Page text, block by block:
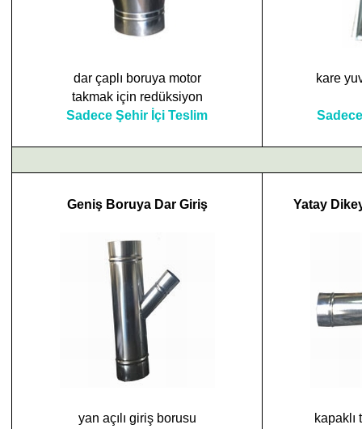
dar çaplı boruya motor
takmak için redüksiyon
Sadece Şehir İçi Teslim
kare
Geniş Boruya Dar Giriş
yan açılı giriş borusu
Yatay
kapaklı